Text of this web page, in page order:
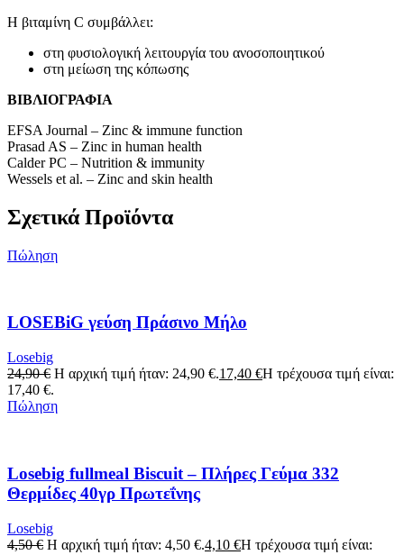
Η βιταμίνη C συμβάλλει:
στη φυσιολογική λειτουργία του ανοσοποιητικού
στη μείωση της κόπωσης
ΒΙΒΛΙΟΓΡΑΦΙΑ
EFSA Journal – Zinc & immune function
Prasad AS – Zinc in human health
Calder PC – Nutrition & immunity
Wessels et al. – Zinc and skin health
Σχετικά Προϊόντα
Πώληση
LOSEBiG γεύση Πράσινο Μήλο
Losebig
24,90€ Η αρχική τιμή ήταν: 24,90 €.17,40 €Η τρέχουσα τιμή είναι:
17,40 €.
Πώληση
Losebig fullmeal Biscuit – Πλήρες Γεύμα 332
Θερμίδες 40γρ Πρωτεΐνης
Losebig
4,50€ Η αρχική τιμή ήταν: 4,50 €.4,10 €Η τρέχουσα τιμή είναι: